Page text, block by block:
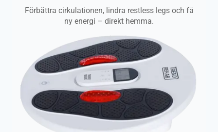
Förbättra cirkulationen, lindra restless legs och få
ny energi – direkt hemma.